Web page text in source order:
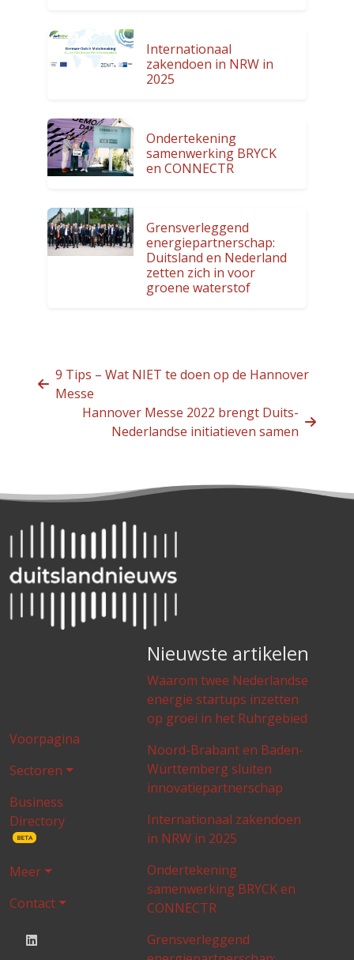
Internationaal
zakendoen in NRW in
2025
Ondertekening
samenwerking BRYCK
en CONNECTR
Grensverleggend
energiepartnerschap:
Duitsland en Nederland
zetten zich in voor
groene waterstof
9 Tips – Wat NIET te doen op de Hannover
Messe
Hannover Messe 2022 brengt Duits-
Nederlandse initiatieven samen
Voorpagina
Sectoren
Business
Directory
BETA
Meer
Contact
Nieuwste artikelen
Waarom twee Nederlandse
energie startups inzetten
op groei in het Ruhrgebied
Noord-Brabant en Baden-
Württemberg sluiten
innovatiepartnerschap
Internationaal zakendoen
in NRW in 2025
Ondertekening
samenwerking BRYCK en
CONNECTR
Grensverleggend